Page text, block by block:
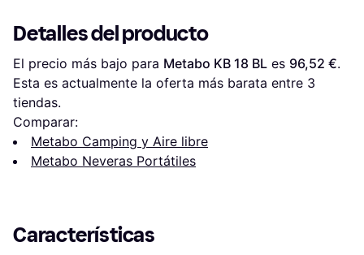
Detalles del producto
El precio más bajo para Metabo KB 18 BL es 96,52 €.
Esta es actualmente la oferta más barata entre 3
tiendas.
Comparar:
Metabo Camping y Aire libre
Metabo Neveras Portátiles
Características